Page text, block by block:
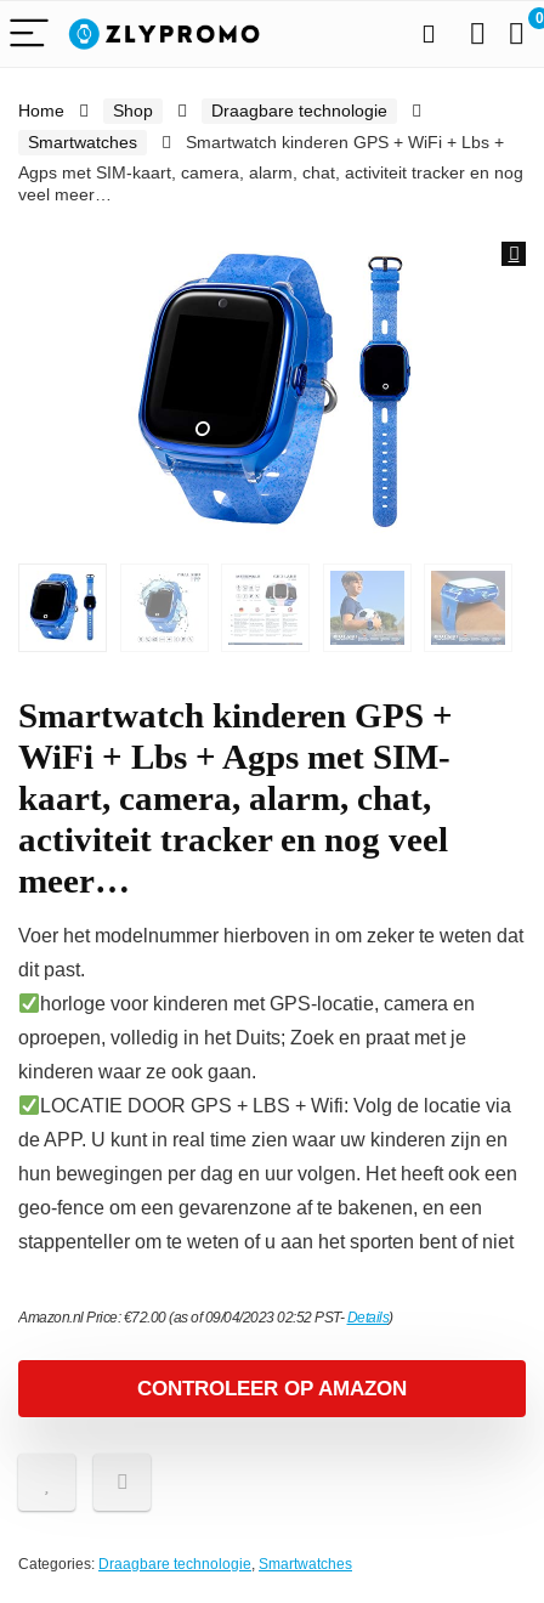
0
Home Shop
Draagbare technologie
Smartwatches
Smartwatch kinderen GPS + WiFi + Lbs +
Agps met SIM-kaart, camera, alarm, chat, activiteit tracker en nog
veel meer…
Smartwatch kinderen GPS +
WiFi + Lbs + Agps met SIM-
kaart, camera, alarm, chat,
activiteit tracker en nog veel
meer…
Voer het modelnummer hierboven in om zeker te weten dat
dit past.
horloge voor kinderen met GPS-locatie, camera en
oproepen, volledig in het Duits; Zoek en praat met je
kinderen waar ze ook gaan.
LOCATIE DOOR GPS + LBS + Wifi: Volg de locatie via
de APP. U kunt in real time zien waar uw kinderen zijn en
hun bewegingen per dag en uur volgen. Het heeft ook een
geo-fence om een gevarenzone af te bakenen, en een
stappenteller om te weten of u aan het sporten bent of niet
Amazon.nl Price:€72.00(as of 09/04/2023 02:52 PST-Details)
CONTROLEER OP AMAZON
Categories: Draagbare technologie, Smartwatches